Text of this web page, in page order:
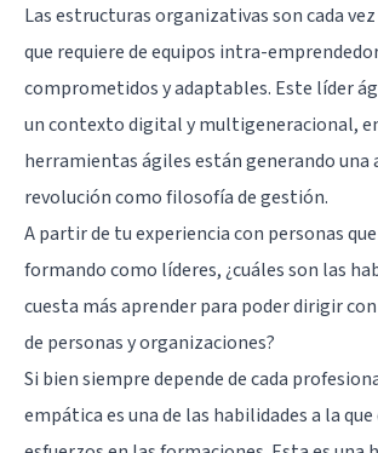
Las estructuras organizativas son cada
que requiere de equipos intra-
comprometidos y adaptables. Este líder
un contexto digital y multigeneracional,
herramientas ágiles están generando una
revolución como filosofía de gestión.
A partir de tu experiencia con personas
formando como líderes, ¿cuáles son las
cuesta más aprender para poder dirigir
de personas y organizaciones?
Si bien siempre depende de cada
empática es una de las habilidades a la